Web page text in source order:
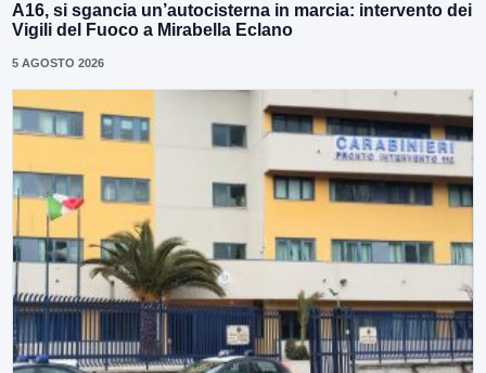
A16, si sgancia un’autocisterna in marcia: intervento dei
Vigili del Fuoco a Mirabella Eclano
5 AGOSTO 2026